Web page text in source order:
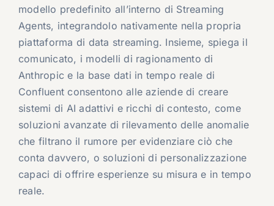
modello predefinito all’interno di Streaming
Agents, integrandolo nativamente nella propria
piattaforma di data streaming. Insieme, spiega il
comunicato, i modelli di ragionamento di
Anthropic e la base dati in tempo reale di
Confluent consentono alle aziende di creare
sistemi di AI adattivi e ricchi di contesto, come
soluzioni avanzate di rilevamento delle anomalie
che filtrano il rumore per evidenziare ciò che
conta davvero, o soluzioni di personalizzazione
capaci di offrire esperienze su misura e in tempo
reale.